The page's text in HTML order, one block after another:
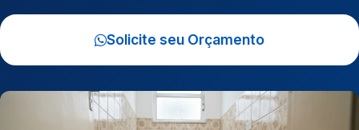
Solicite seu Orçamento